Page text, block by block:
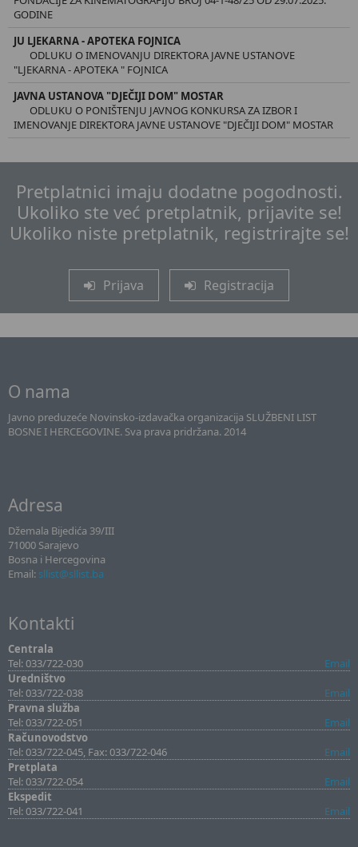
GODINE
JU LJEKARNA - APOTEKA FOJNICA
ODLUKU O IMENOVANJU DIREKTORA JAVNE USTANOVE
"LJEKARNA - APOTEKA " FOJNICA
JAVNA USTANOVA "DJEČIJI DOM" MOSTAR
ODLUKU O PONIŠTENJU JAVNOG KONKURSA ZA IZBOR I
IMENOVANJE DIREKTORA JAVNE USTANOVE "DJEČIJI DOM" MOSTAR
Pretplatnici imaju dodatne pogodnosti.
Ukoliko ste već pretplatnik, prijavite se!
Ukoliko niste pretplatnik, registrirajte se!
Prijava Registracija
O nama
Javno preduzeće Novinsko-izdavačka organizacija SLUŽBENI LIST
BOSNE I HERCEGOVINE. Sva prava pridržana. 2014
Adresa
Džemala Bijedića 39/III
71000 Sarajevo
Bosna i Hercegovina
Email: sllist@sllist.ba
Kontakti
Centrala
Tel: 033/722-030
Email
Uredništvo
Tel: 033/722-038
Email
Pravna služba
Tel: 033/722-051
Email
Računovodstvo
Tel: 033/722-045, Fax: 033/722-046
Email
Pretplata
Tel: 033/722-054
Email
Ekspedit
Tel: 033/722-041
Email